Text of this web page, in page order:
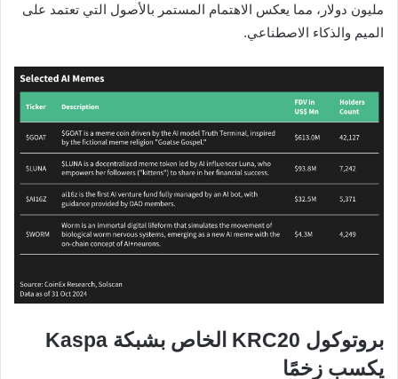
مليون دولار، مما يعكس الاهتمام المستمر بالأصول التي تعتمد على
الميم والذكاء الاصطناعي.
بروتوكول KRC20 الخاص بشبكة Kaspa
يكسب زخمًا